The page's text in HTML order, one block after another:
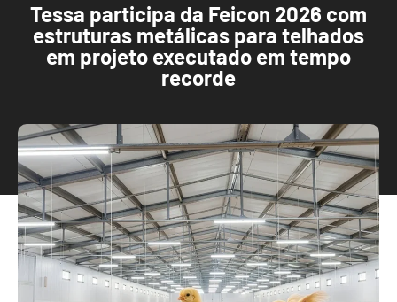
Tessa participa da Feicon 2026 com
estruturas metálicas para telhados
em projeto executado em tempo
recorde